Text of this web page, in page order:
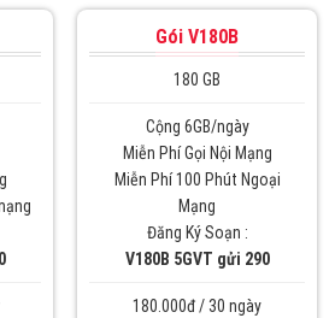
Gói V180B
180 GB
Cộng 6GB/ngày
Miễn Phí Gọi Nội Mạng
Miễn Phí 100 Phút Ngoại
Mạng
Đăng Ký Soạn :
V180B 5GVT gửi 290
180.000đ / 30 ngày